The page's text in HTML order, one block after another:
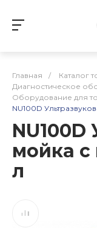
Главная / Каталог
Диагностическое
Оборудование для
NU100D
NU100D
мойка с
л